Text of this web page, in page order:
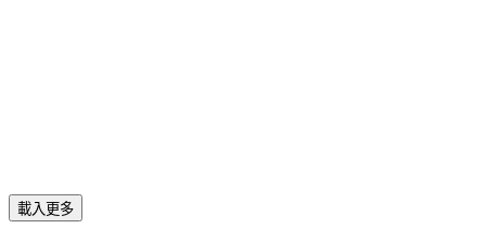
載入更多